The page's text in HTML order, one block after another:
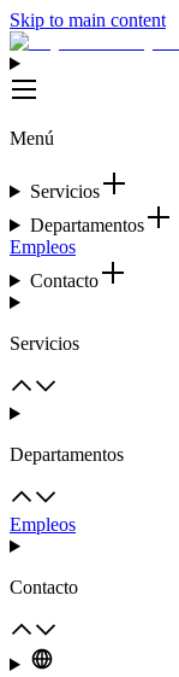
Skip to main content
Menú
Servicios
Departamentos
Empleos
Contacto
Servicios
Departamentos
Empleos
Contacto